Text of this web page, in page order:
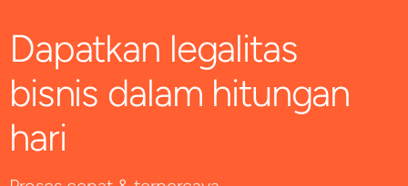
Dapatkan legalitas
bisnis dalam hitungan
hari